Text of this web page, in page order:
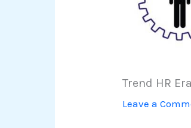
Trend HR
Leave a